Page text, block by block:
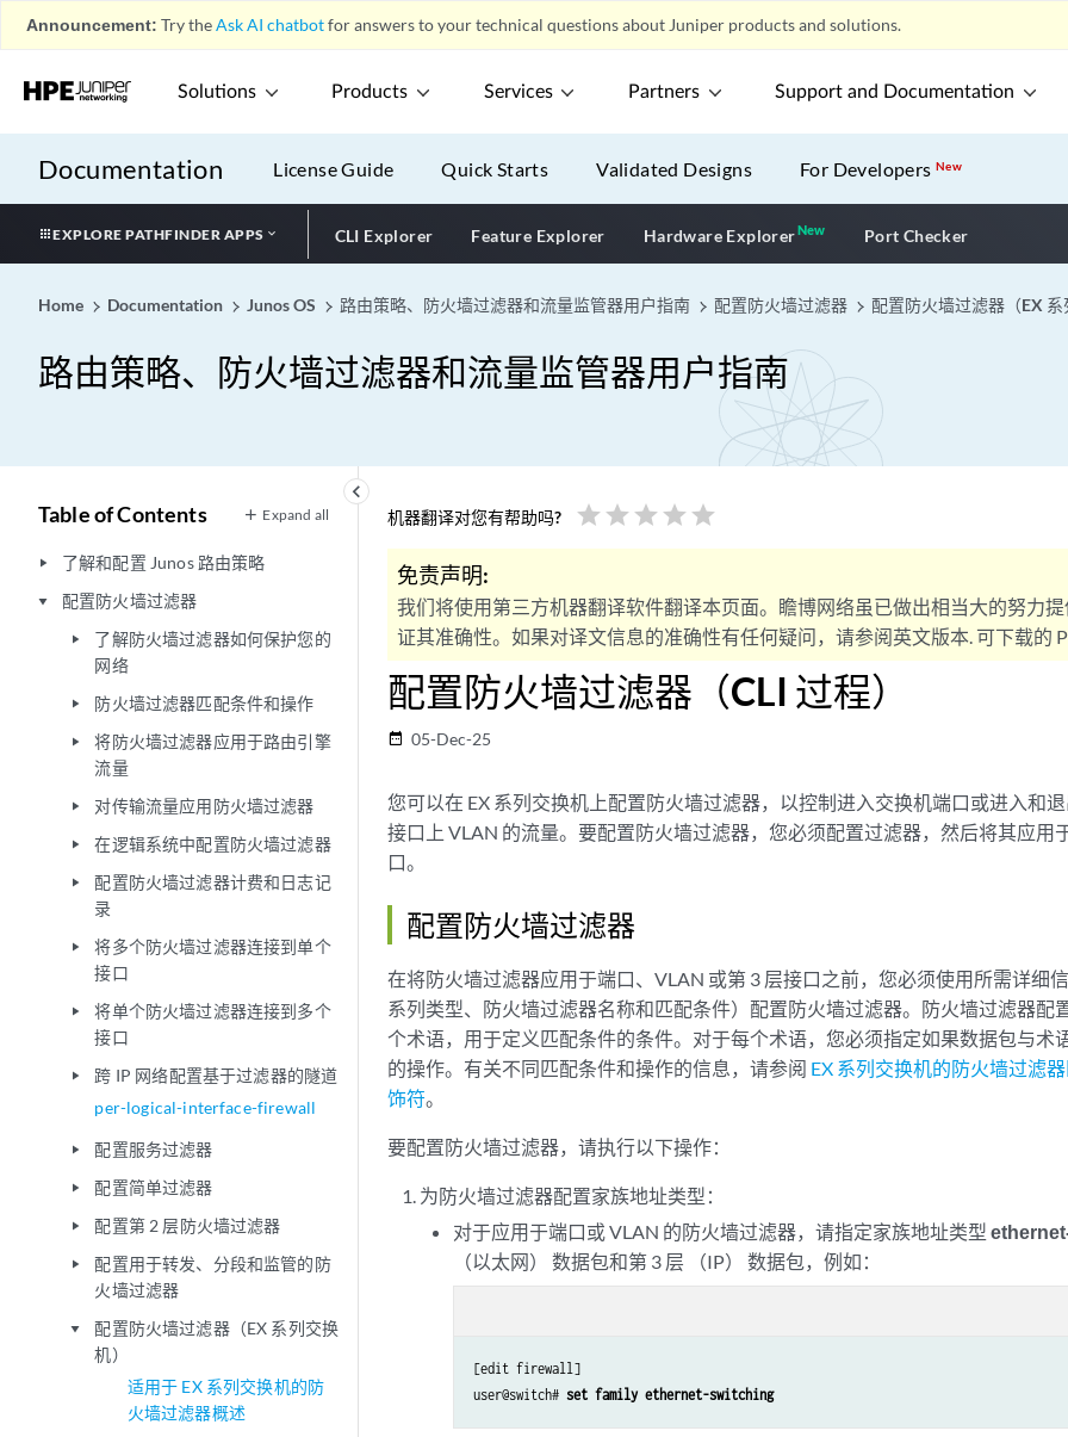
Announcement: Try theAsk AI chatbotfor answers to your technical questions about Juniper products and solutions.
Solutions Products Services Partners Support and Documentation
Documentation License Guide Quick Starts Validated Designs For DevelopersNew
EXPLORE PATHFINDER APPS CLI Explorer Feature Explorer Hardware ExplorerNewNew application
Port Checker
Home Documentation Junos OS 路由策略、防火墙过滤器和流量监管器用户指南 配置防火墙过滤器 配置防火墙过滤器（EX 系
路由策略、防火墙过滤器和流量监管器用户指南
keyboard_arrow_left
Table of Contents Expand all
play_arrow 了解和配置 Junos 路由策略
play_arrow 配置防火墙过滤器
play_arrow
了解防火墙过滤器如何保护您的
网络
play_arrow 防火墙过滤器匹配条件和操作
play_arrow
将防火墙过滤器应用于路由引擎
流量
play_arrow 对传输流量应用防火墙过滤器
play_arrow 在逻辑系统中配置防火墙过滤器
play_arrow
配置防火墙过滤器计费和日志记
录
play_arrow
将多个防火墙过滤器连接到单个
接口
play_arrow
将单个防火墙过滤器连接到多个
接口
play_arrow
跨 IP 网络配置基于过滤器的隧道
per-logical-interface-firewall
play_arrow 配置服务过滤器
play_arrow 配置简单过滤器
play_arrow 配置第 2 层防火墙过滤器
play_arrow
配置用于转发、分段和监管的防
火墙过滤器
play_arrow
配置防火墙过滤器（EX 系列交换
机）
适用于 EX 系列交换机的防
火墙过滤器概述
机器翻译对您有帮助吗? star star star star star
免责声明:
我们将使用第三方机器翻译软件翻译本页面。瞻博网络虽已做出相当大的努力
证其准确性。如果对译文信息的准确性有任何疑问，请参阅英文版本. 可下载的
配置防火墙过滤器（CLI 过程）
date_range 05-Dec-25
您可以在 EX 系列交换机上配置防火墙过滤器，以控制进入交换机端口或进入和退
接口上 VLAN 的流量。要配置防火墙过滤器，您必须配置过滤器，然后将其应用
口。
配置防火墙过滤器
在将防火墙过滤器应用于端口、VLAN 或第 3 层接口之前，您必须使用所需详细
系列类型、防火墙过滤器名称和匹配条件）配置防火墙过滤器。防火墙过滤器配
个术语，用于定义匹配条件的条件。对于每个术语，您必须指定如果数据包与术
的操作。有关不同匹配条件和操作的信息，请参阅 EX 系列交换机的防火墙过滤
饰符。
要配置防火墙过滤器，请执行以下操作：
为防火墙过滤器配置家族地址类型：
对于应用于端口或 VLAN 的防火墙过滤器，请指定家族地址类型
（以太网） 数据包和第 3 层 （IP） 数据包，例如：
[edit firewall]
user@switch# set family ethernet-switching